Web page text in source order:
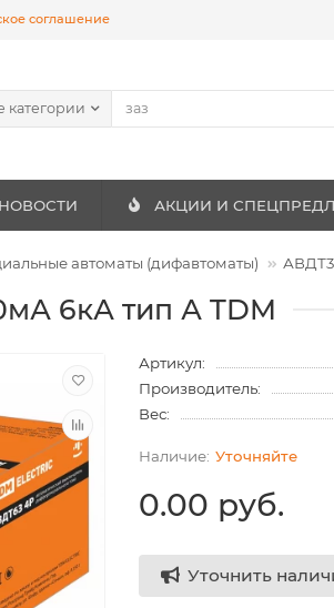
соглашение
категории
НОВОСТИ АКЦИИ И
автоматы (дифавтоматы)
6кА тип А TDM
Артикул:
Производитель:
Вес:
Уточняйте
0.00 руб.
Уточнить